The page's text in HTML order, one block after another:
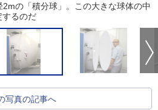
の「積分球」。この大きな球体の中
するのだ
写真の記事へ